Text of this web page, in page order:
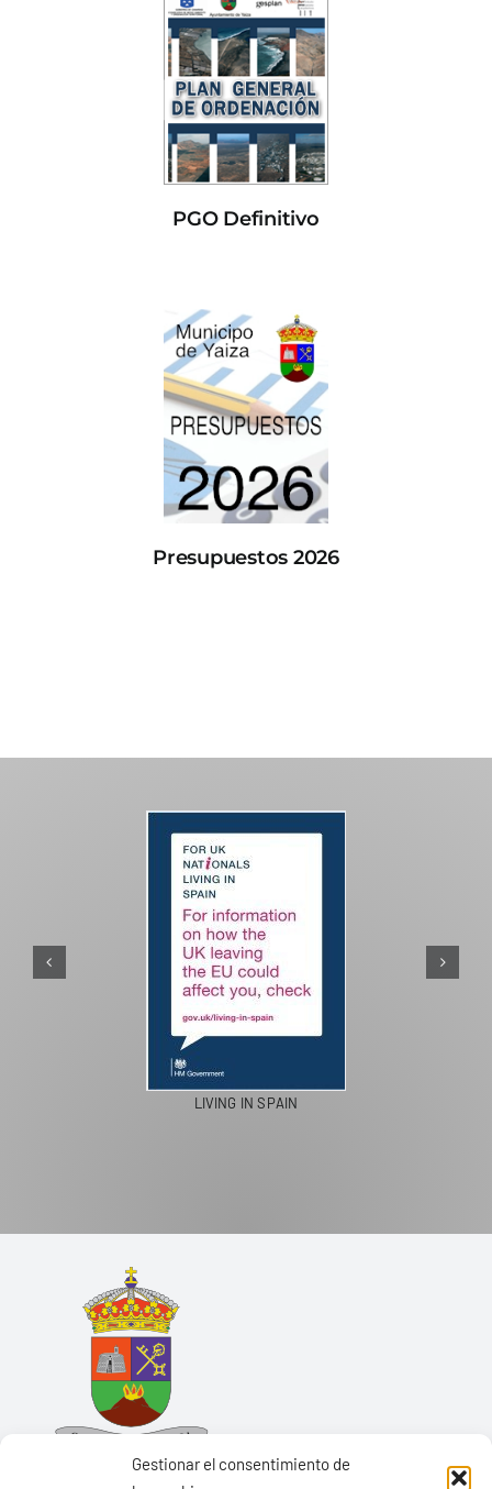
Gestionar el consentimiento de
PGO Definitivo
Presupuestos 2026
LIVING IN SPAIN